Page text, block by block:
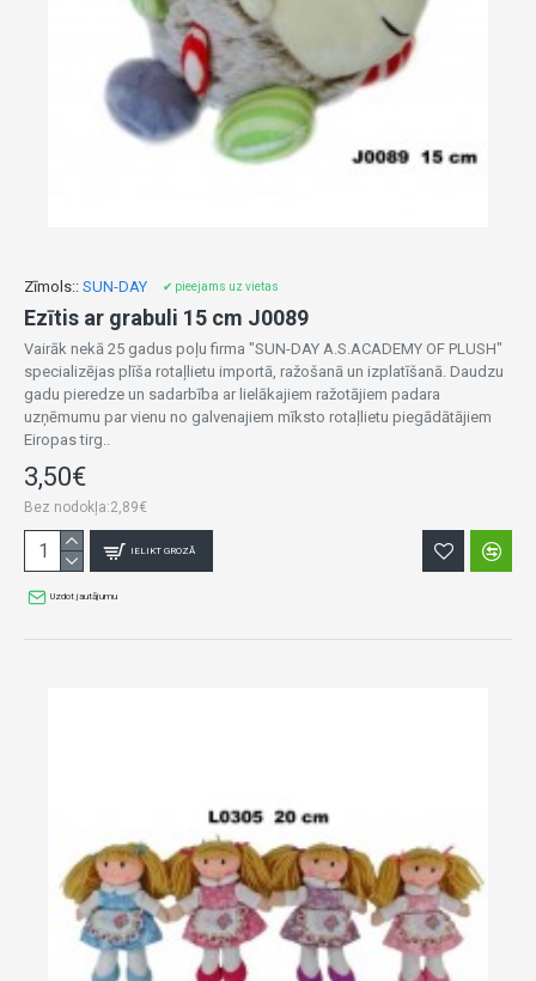
Zīmols:: SUN-DAY ✔ pieejams uz vietas
Ezītis ar grabuli 15 cm J0089
Vairāk nekā 25 gadus poļu firma "SUN-DAY A.S.ACADEMY OF PLUSH"
specializējas plīša rotaļlietu importā, ražošanā un izplatīšanā. Daudzu
gadu pieredze un sadarbība ar lielākajiem ražotājiem padara
uzņēmumu par vienu no galvenajiem mīksto rotaļlietu piegādātājiem
Eiropas tirg..
3,50€
Bez nodokļa:2,89€
IELIKT GROZĀ
Uzdot jautājumu